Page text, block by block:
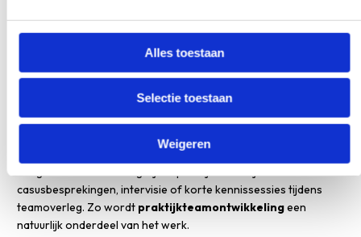
Alles toestaan
Selectie toestaan
Weigeren
learningmodules of zelfstudie. Maak afspraken over
scholingstijd tijdens werkuren en compenseer dit waar nodig.
Overleg met collega-praktijken over gezamenlijke scholing of
casusbesprekingen, intervisie of korte kennissessies tijdens
teamoverleg. Zo wordt praktijkteamontwikkelingeen
natuurlijk onderdeel van het werk.